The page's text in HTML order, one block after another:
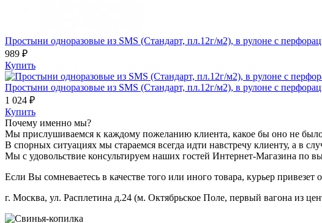
Простыни одноразовые из SMS (Стандарт, пл.12г/м2), в рулоне с
989 ₽
Купить
Простыни одноразовые из SMS (Стандарт, пл.12г/м2), в рулоне с
1 024 ₽
Купить
Почему именно мы?
Мы прислушиваемся к каждому пожеланию клиента, какое бы оно не
В спорных ситуациях мы стараемся всегда идти навстречу клиенту, а в
Мы с удовольствие консультируем наших гостей Интернет-Магазина по
Если Вы сомневаетесь в качестве того или иного товара, курьер
г. Москва, ул. Расплетина д.24 (м. Октябрьское Поле, первый вагона из